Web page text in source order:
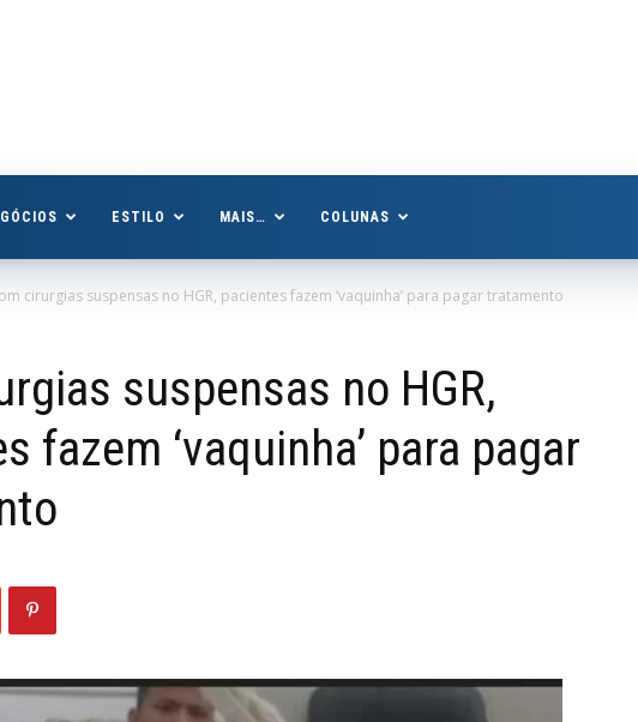
ESTILO MAIS… COLUNAS
cirurgias suspensas no HGR, pacientes fazem ‘vaquinha’ para pagar tratamento
suspensas no HGR,
fazem ‘vaquinha’ para pagar